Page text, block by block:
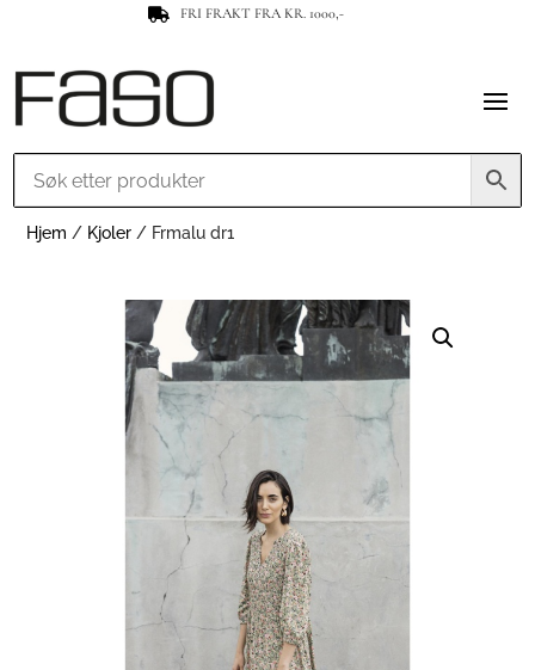
 FRI FRAKT FRA KR. 1000,-
Hjem / Kjoler / Frmalu dr1